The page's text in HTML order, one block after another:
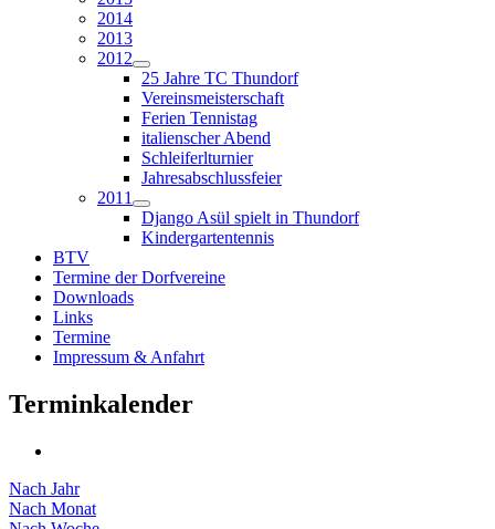
2014
2013
2012
25 Jahre TC Thundorf
Vereinsmeisterschaft
Ferien Tennistag
italienscher Abend
Schleiferlturnier
Jahresabschlussfeier
2011
Django Asül spielt in Thundorf
Kindergartentennis
BTV
Termine der Dorfvereine
Downloads
Links
Termine
Impressum & Anfahrt
Terminkalender
Nach Jahr
Nach Monat